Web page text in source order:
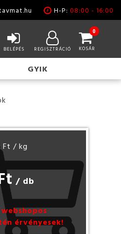
H-P: 08:00 - 16:00
BELÉPÉS REGISZTRÁCIÓ
0
KOSÁR
GYIK
Ft / kg
/ db
érvényesek!